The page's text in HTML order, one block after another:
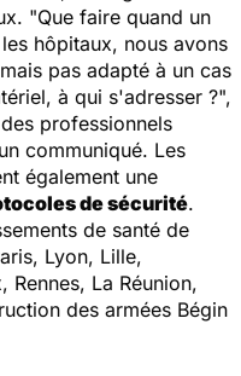
"Que faire quand un
hôpitaux, nous avons
pas adapté à un cas
à qui s'adresser ?",
professionnels
communiqué. Les
également une
de sécurité.
de santé de
Lyon, Lille,
Rennes, La Réunion,
des armées Bégin